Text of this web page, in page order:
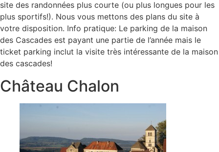
site des randonnées plus courte (ou plus longues pour les
plus sportifs!). Nous vous mettons des plans du site à
votre disposition. Info pratique: Le parking de la maison
des Cascades est payant une partie de l’année mais le
ticket parking inclut la visite très intéressante de la maison
des cascades!
Château Chalon